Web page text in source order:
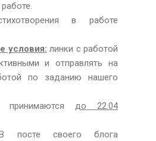
в работе
условия: линки с работой
и отправлять на
по заданию нашего
до 22.04
посте своего блога